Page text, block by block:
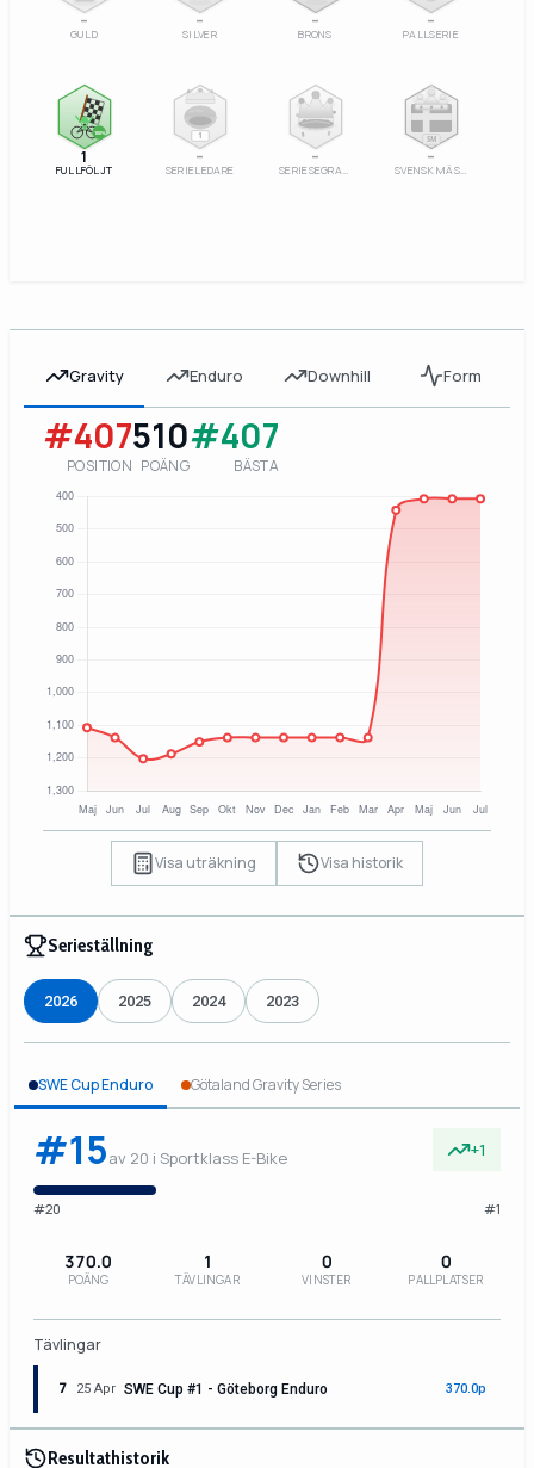
Gravity Enduro Downhill Form
#407
POSITION
510
POÄNG
#407
BÄSTA
Visa uträkning Visa historik
Serieställning
2026 2025 2024 2023
SWE Cup Enduro Götaland Gravity Series
#15av 20 i Sportklass E-Bike +1
#20 #1
370.0
POÄNG
1
TÄVLINGAR
0
VINSTER
0
PALLPLATSER
Tävlingar
7 25 Apr SWE Cup #1 - Göteborg Enduro 370.0p
Resultathistorik
–
GULD
–
SILVER
–
BRONS
–
PALLSERIE
100%
1
FULLFÖLJT
1
–
SERIELEDARE
–
SERIESEGRARE
SM
–
SVENSK MÄSTARE